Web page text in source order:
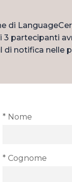
di
partecipanti
di notifica nelle
* Nome
* Cognome